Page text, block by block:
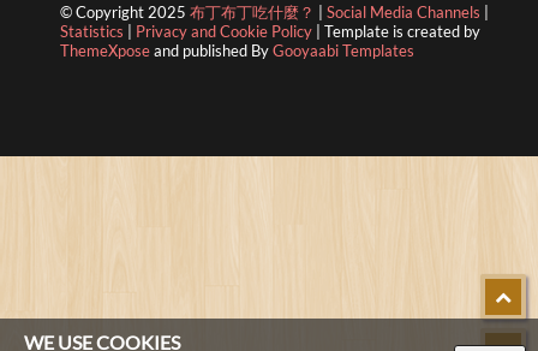
© Copyright 2025 布丁布丁吃什麼？ | Social Media Channels |
Statistics | Privacy and Cookie Policy | Template is created by
ThemeXposeand published ByGooyaabi Templates
WE USE COOKIES